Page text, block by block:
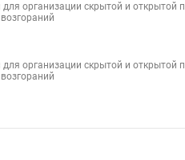
организации скрытой и
организации скрытой и